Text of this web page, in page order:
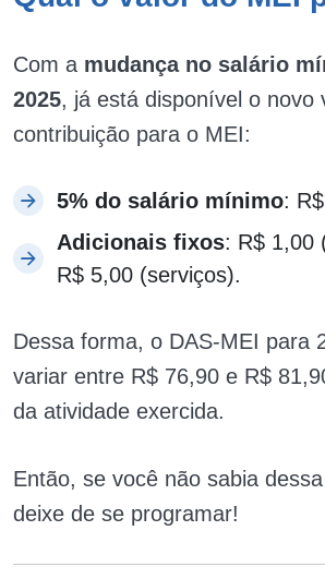
Com a mudança no salário
2025, já está disponível o novo
contribuição para o MEI:
5% do salário mínimo:
Adicionais fixos: R$ 1,00
R$ 5,00 (serviços).
Dessa forma, o DAS-MEI para
variar entre R$ 76,90 e R$
da atividade exercida.
Então, se você não sabia
deixe de se programar!